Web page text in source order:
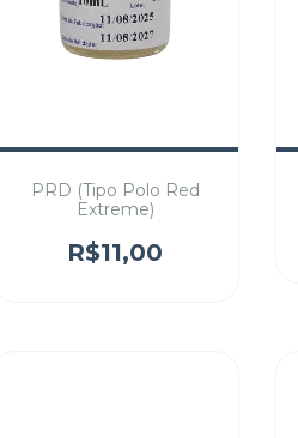
PRD (Tipo Polo Red
Extreme)
R$11,00